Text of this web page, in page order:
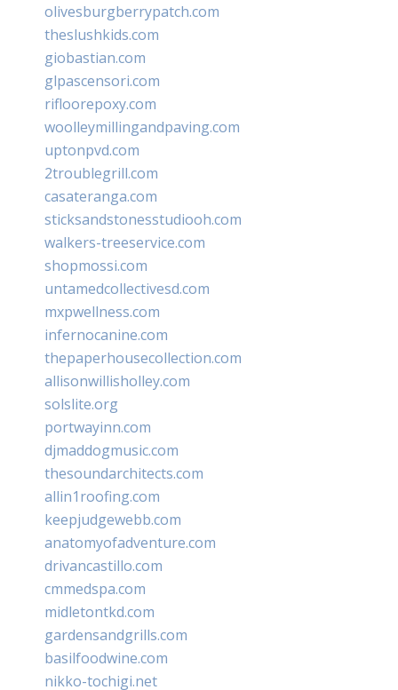
olivesburgberrypatch.com
theslushkids.com
giobastian.com
glpascensori.com
rifloorepoxy.com
woolleymillingandpaving.com
uptonpvd.com
2troublegrill.com
casateranga.com
sticksandstonesstudiooh.com
walkers-treeservice.com
shopmossi.com
untamedcollectivesd.com
mxpwellness.com
infernocanine.com
thepaperhousecollection.com
allisonwillisholley.com
solslite.org
portwayinn.com
djmaddogmusic.com
thesoundarchitects.com
allin1roofing.com
keepjudgewebb.com
anatomyofadventure.com
drivancastillo.com
cmmedspa.com
midletontkd.com
gardensandgrills.com
basilfoodwine.com
nikko-tochigi.net